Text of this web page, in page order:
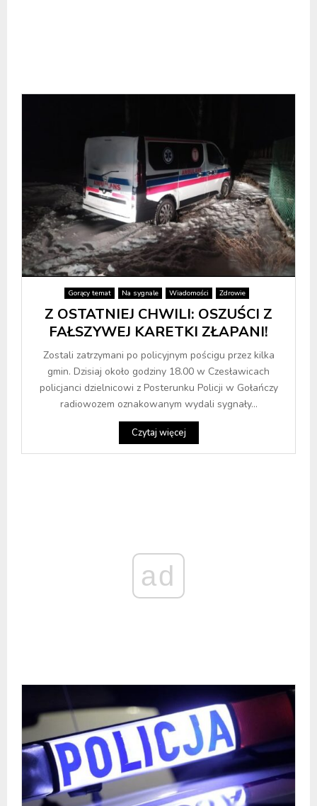
Gorący temat Na sygnale Wiadomości Zdrowie
Z OSTATNIEJ CHWILI: OSZUŚCI Z
FAŁSZYWEJ KARETKI ZŁAPANI!
Zostali zatrzymani po policyjnym pościgu przez kilka
gmin. Dzisiaj około godziny 18.00 w Czesławicach
policjanci dzielnicowi z Posterunku Policji w Gołańczy
radiowozem oznakowanym wydali sygnały...
Czytaj więcej
ad